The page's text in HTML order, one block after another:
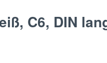
C6, DIN